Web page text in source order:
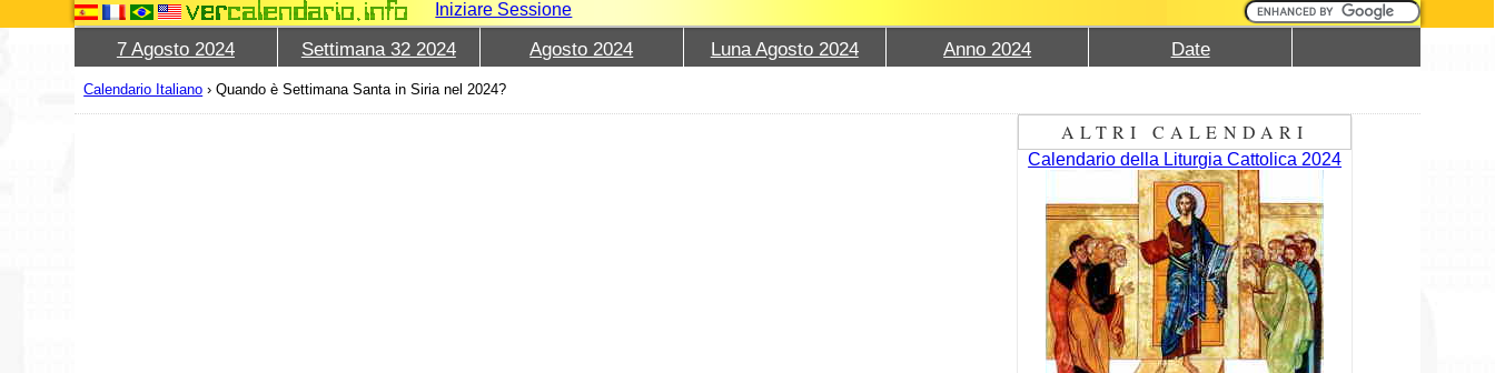
Iniziare Sessione
7 Agosto 2024 Settimana 32 2024 Agosto 2024 Luna Agosto 2024 Anno 2024 Date
Calendario Italiano ›Quando è Settimana Santa in Siria nel 2024?
ALTRI CALENDARI
Calendario della Liturgia Cattolica 2024